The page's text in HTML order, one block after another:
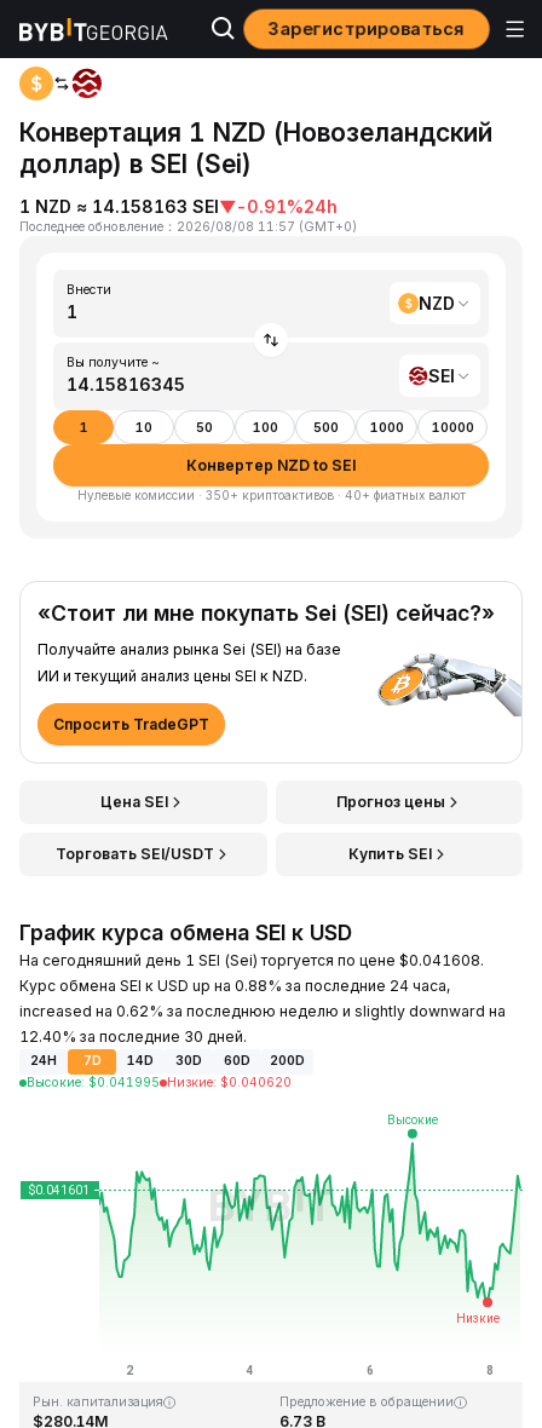
Зарегистрироваться
Home NZD to SEI
Конвертация 1 NZD (Новозеландский
доллар) в SEI (Sei)
1 NZD ≈ 14.158163 SEI▼-0.91%24h
Последнее обновление ： 2026/08/08 11:57 (GMT+0)
Внести
NZD
Вы получите ~
SEI
1 10 50 100 500 1000 10000
Конвертер NZD to SEI
Нулевые комиссии · 350+ криптоактивов · 40+ фиатных валют
«Стоит ли мне покупать Sei (SEI) сейчас?»
Получайте анализ рынка Sei (SEI) на базе
ИИ и текущий анализ цены SEI к NZD.
Спросить TradeGPT
Цена SEI Прогноз цены
Торговать SEI/USDT Купить SEI
График курса обмена SEI к USD
На сегодняшний день 1 SEI (Sei) торгуется по цене $0.041608.
Курс обмена SEI к USD up на 0.88% за последние 24 часа,
increased на 0.62% за последнюю неделю и slightly downward на
12.40% за последние 30 дней.
24H 7D 14D 30D 60D
200D
Высокие: $0.041995 Низкие: $0.040620
Рын. капитализация
$280.14M
Предложение в обращении
6.73 B